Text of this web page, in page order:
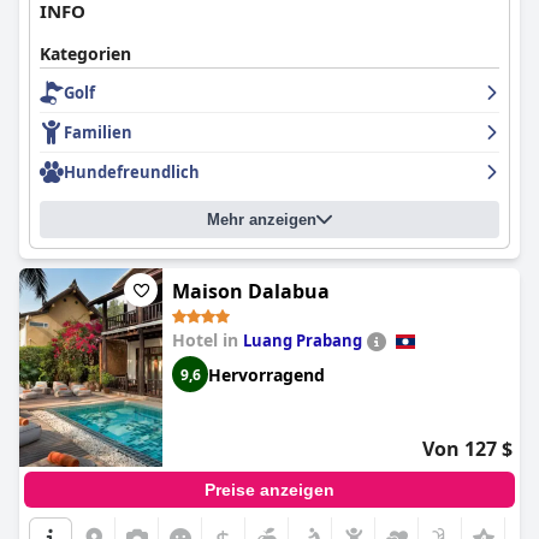
INFO
Kategorien
Golf
Familien
Hundefreundlich
Mehr anzeigen
Maison Dalabua
Hotel in Luang Prabang
9,6 Hervorragend
Von 127 $
Preise anzeigen